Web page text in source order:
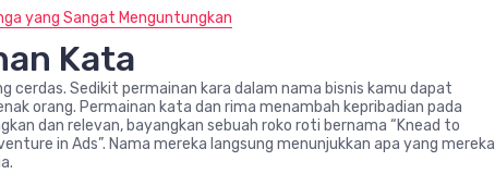
yang Sangat Menguntungkan
Kata
cerdas. Sedikit permainan kara dalam nama bisnis kamu dapat
orang. Permainan kata dan rima menambah kepribadian pada
dan relevan, bayangkan sebuah roko roti bernama “Knead to
in Ads”. Nama mereka langsung menunjukkan apa yang mereka